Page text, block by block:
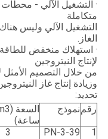
متكاملة
التشغيل الآلي وليس
الغاز.
· استهلاك منخفض
لإنتاج النيتروجين
من خلال التصميم الأمثل
وزيادة إنتاج غاز
تحديد:
رقمنموذج
ساعة)
1
PN-3-39
3